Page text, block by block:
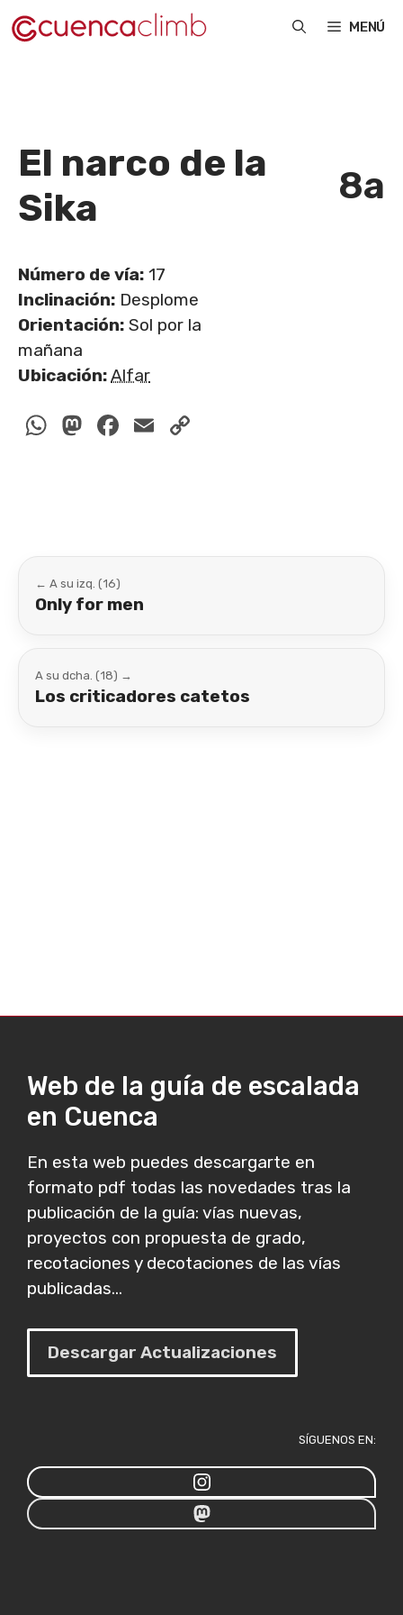
Saltar
al
MENÚ
El narco de la
Sika
8a
Número de vía: 17
Inclinación: Desplome
Orientación: Sol por la
mañana
Ubicación:Alfar
WhatsApp
Mastodon
Facebook
Email
← A su izq. (16)
Only for men
A su dcha. (18) →
Los criticadores catetos
Web de la guía de escalada
en Cuenca
En esta web puedes descargarte en
formato pdf todas las novedades tras la
publicación de la guía: vías nuevas,
proyectos con propuesta de grado,
recotaciones y decotaciones de las vías
publicadas...
Descargar Actualizaciones
SÍGUENOS EN: